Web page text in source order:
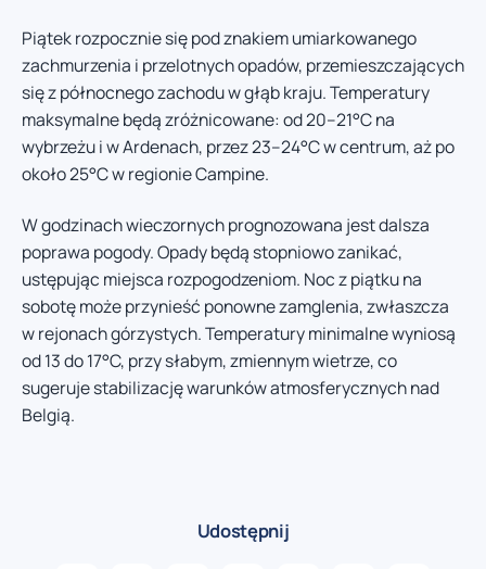
Piątek rozpocznie się pod znakiem umiarkowanego
zachmurzenia i przelotnych opadów, przemieszczających
się z północnego zachodu w głąb kraju. Temperatury
maksymalne będą zróżnicowane: od 20–21°C na
wybrzeżu i w Ardenach, przez 23–24°C w centrum, aż po
około 25°C w regionie Campine.
W godzinach wieczornych prognozowana jest dalsza
poprawa pogody. Opady będą stopniowo zanikać,
ustępując miejsca rozpogodzeniom. Noc z piątku na
sobotę może przynieść ponowne zamglenia, zwłaszcza
w rejonach górzystych. Temperatury minimalne wyniosą
od 13 do 17°C, przy słabym, zmiennym wietrze, co
sugeruje stabilizację warunków atmosferycznych nad
Belgią.
Udostępnij